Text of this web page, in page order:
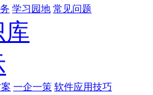
学习园地 常见问题
库
一企一策 软件应用技巧